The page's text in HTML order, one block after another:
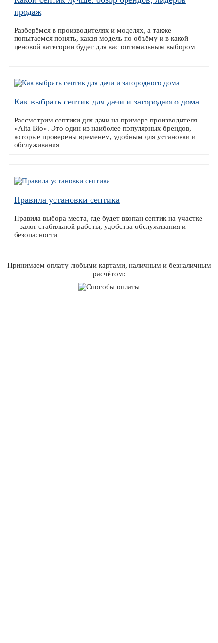
продаж
Разберёмся в производителях и моделях, а также
попытаемся понять, какая модель по объёму и в какой
ценовой категории будет для вас оптимальным выбором
Как выбрать септик для дачи и загородного дома
Рассмотрим септики для дачи на примере производителя
«Alta Bio». Это один из наиболее популярных брендов,
которые проверены временем, удобным для установки и
обслуживания
Правила установки септика
Правила выбора места, где будет вкопан септик на участке
– залог стабильной работы, удобства обслуживания и
безопасности
Принимаем оплату любыми картами, наличным и безналичным
расчётом: